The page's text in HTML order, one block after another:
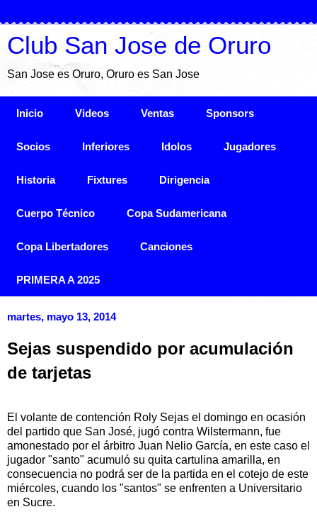
Club San Jose de Oruro
San Jose es Oruro, Oruro es San Jose
Inicio Videos Ventas Sponsors
Socios Inferiores Idolos Jugadores
Historia Fixtures Dirigencia
Cuerpo Técnico Copa Sudamericana
Copa Libertadores Canciones
PRIMERA A 2025
martes, mayo 13, 2014
Sejas suspendido por acumulación
de tarjetas
El volante de contención Roly Sejas el domingo en ocasión
del partido que San José, jugó contra Wilstermann, fue
amonestado por el árbitro Juan Nelio García, en este caso el
jugador "santo" acumuló su quita cartulina amarilla, en
consecuencia no podrá ser de la partida en el cotejo de este
miércoles, cuando los "santos" se enfrenten a Universitario
en Sucre.